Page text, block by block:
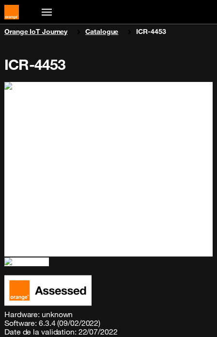
You are here:
Orange IoT Journey Catalogue ICR-4453
ICR-4453
Hardware: unknown
Software: 6.3.4 (09/02/2022)
Date de la validation: 22/07/2022